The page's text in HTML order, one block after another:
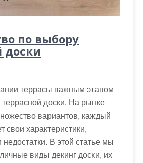
по выбору
доски
террасы важным этапом
доски. На рынке
вариантов, каждый
свои характеристики,
В этой статье мы
виды декинг доски, их